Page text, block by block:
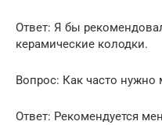
Ответ: Я бы
керамические колодки.
Вопрос: Как часто
Ответ: Рекомендуется